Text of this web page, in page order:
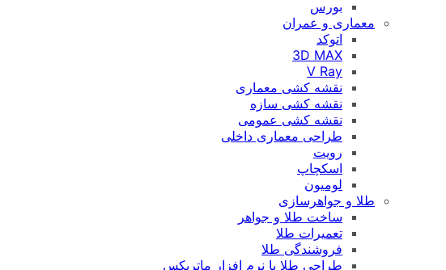
بورس
معماری و عمران
اتوکد
3D MAX
V Ray
نقشه کشی معماری
نقشه کشی سازه
نقشه کشی عمومی
طراحی معماری داخلی
رویت
اسکچاپ
لومیون
طلا و جواهرسازی
ساخت طلا و جواهر
تعمیرات طلا
فروشندگی طلا
طراحی طلا با نرم افزار ماتریکس